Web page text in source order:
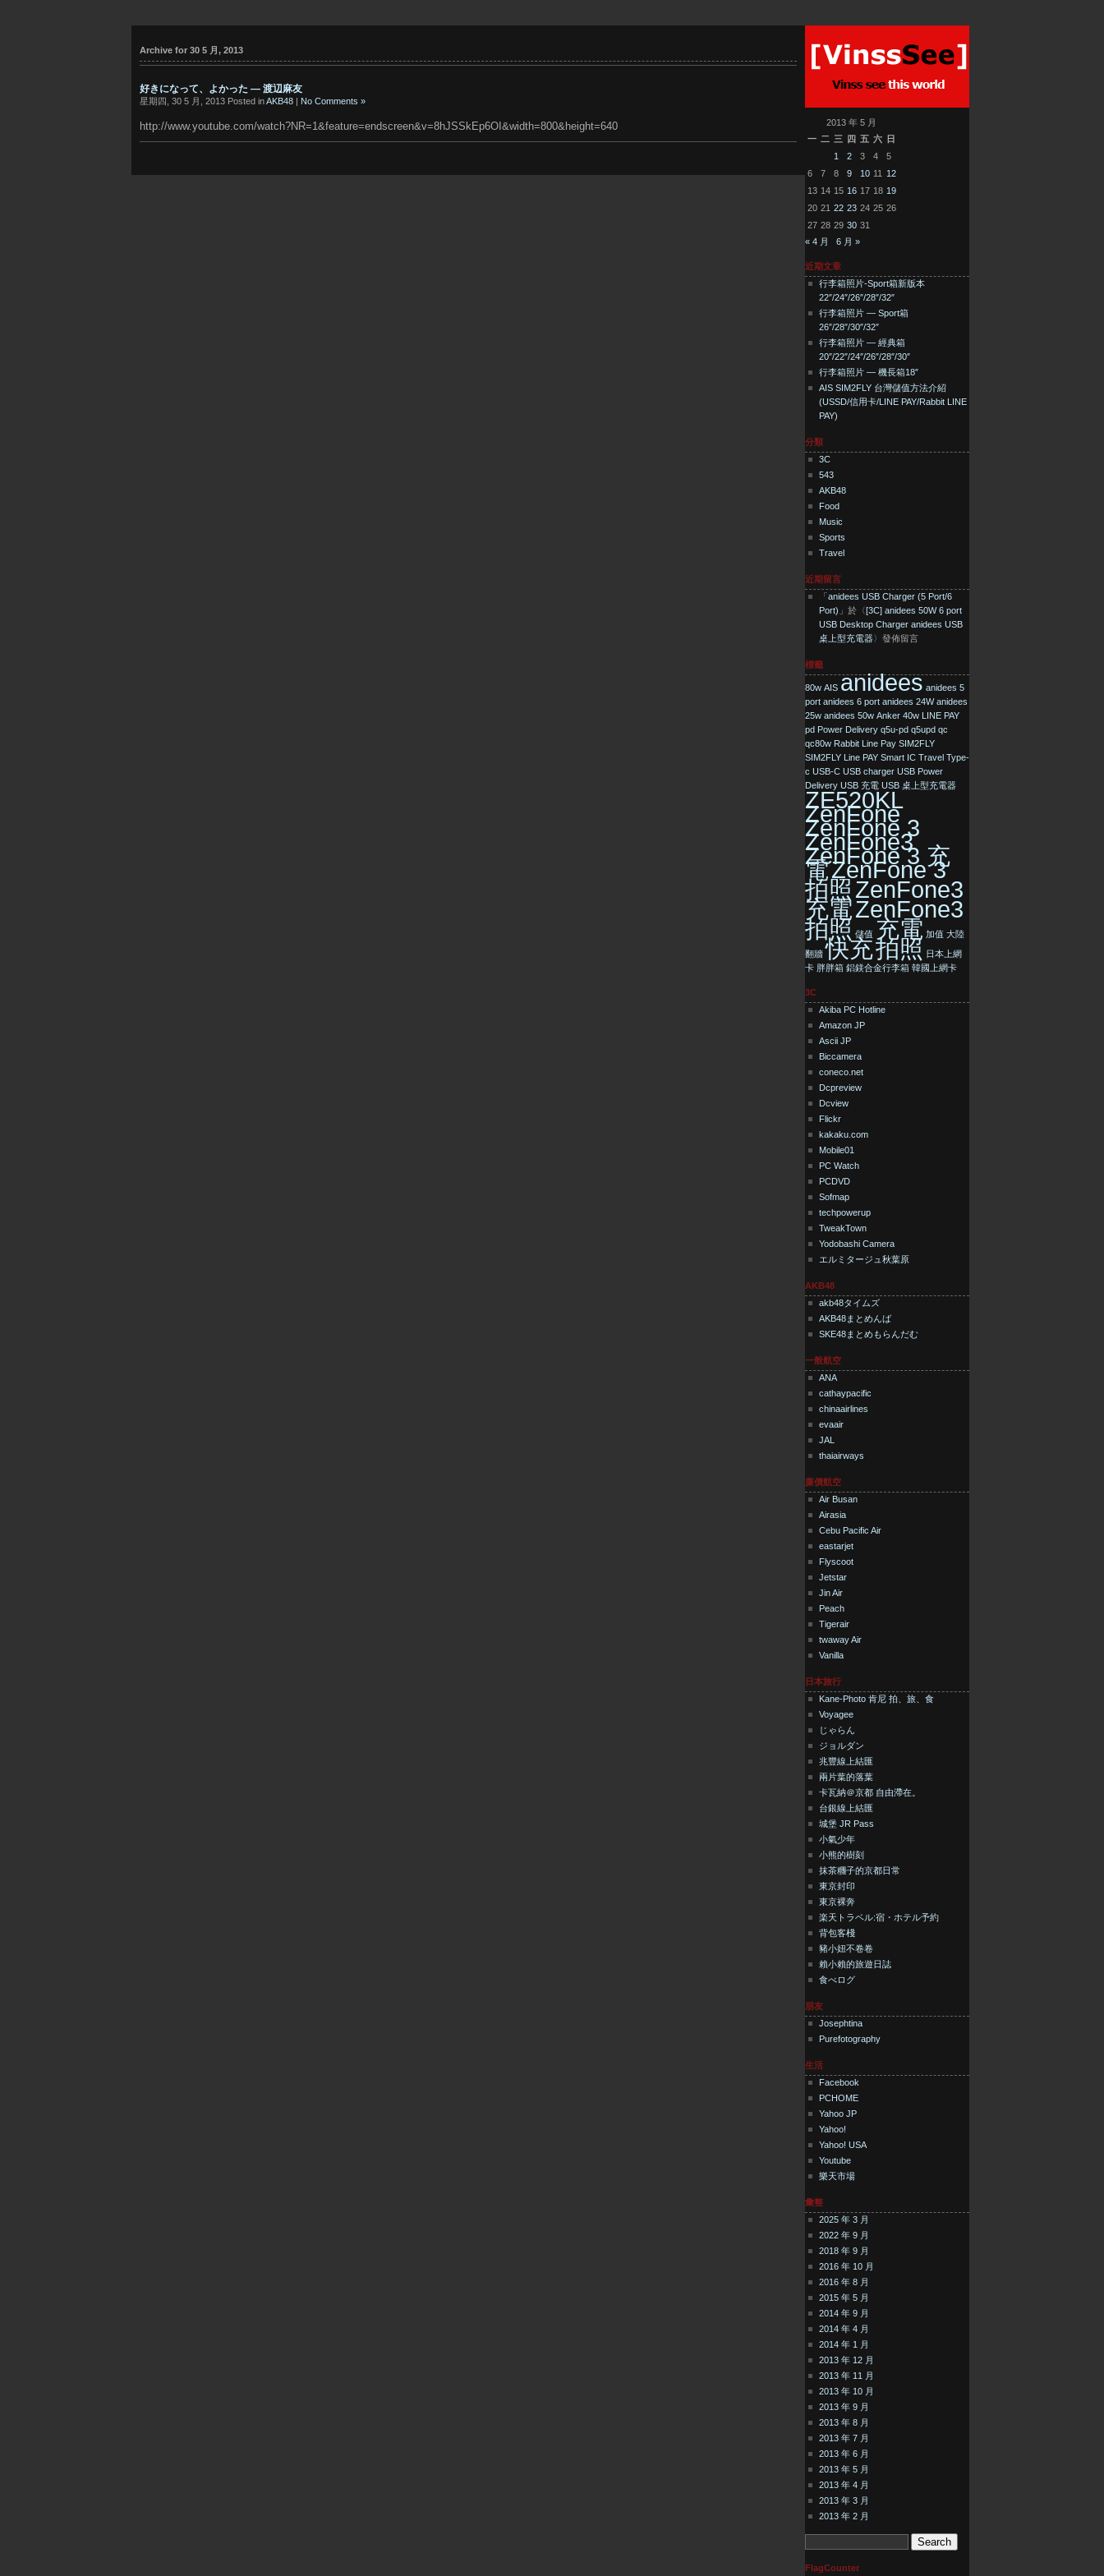
Archive for 30 5 月, 2013
好きになって、よかった — 渡辺麻友
星期四, 30 5 月, 2013 Posted inAKB48| No Comments »
http://www.youtube.com/watch?NR=1&feature=endscreen&v=8hJSSkEp6OI&width=800&height=640
2013 年 5 月
一 二 三 四 五 六
日
1
2 3 4
5
6
7 8 9 10 11
12
13 14 15 16 17 18 19
20 21 22 23 24 25 26
27 28 29 30 31
« 4 月
6 月 »
近期文章
行李箱照片-Sport箱新版本
22″/24″/26″/28″/32″
行李箱照片 — Sport箱
26″/28″/30″/32″
行李箱照片 — 經典箱
20″/22″/24″/26″/28″/30″
行李箱照片 — 機長箱18″
AIS SIM2FLY 台灣儲值方法介紹
(USSD/信用卡/LINE PAY/Rabbit LINE
PAY)
分類
3C
543
AKB48
Food
Music
Sports
Travel
近期留言
「anidees USB Charger (5 Port/6
Port) 」於〈[3C] anidees 50W 6 port
USB Desktop Charger anidees USB
桌上型充電器〉發佈留言
標籤
80w AIS anidees anidees 5
port anidees 6 port anidees 24W anidees
25w anidees 50w Anker 40w LINE PAY
pd Power Delivery q5u-pd q5upd qc
qc80w Rabbit Line Pay SIM2FLY
SIM2FLY Line PAY Smart IC Travel Type-
c USB-C USB charger USB Power
Delivery USB 充電 USB 桌上型充電器
ZE520KL
ZenFone
ZenFone 3
ZenFone3
ZenFone 3 充
電ZenFone 3
拍照 ZenFone3
充電ZenFone3
拍照 儲值 充電 加值 大陸
翻牆 快充拍照 日本上網
卡 胖胖箱 鋁鎂合金行李箱 韓國上網卡
3C
Akiba PC Hotline
Amazon JP
Ascii JP
Biccamera
coneco.net
Dcpreview
Dcview
Flickr
kakaku.com
Mobile01
PC Watch
PCDVD
Sofmap
techpowerup
TweakTown
Yodobashi Camera
エルミタージュ秋葉原
AKB48
akb48タイムズ
AKB48まとめんば
SKE48まとめもらんだむ
一般航空
ANA
cathaypacific
chinaairlines
evaair
JAL
thaiairways
廉價航空
Air Busan
Airasia
Cebu Pacific Air
eastarjet
Flyscoot
Jetstar
Jin Air
Peach
Tigerair
twaway Air
Vanilla
日本旅行
Kane-Photo 肯尼 拍、旅、食
Voyagee
じゃらん
ジョルダン
兆豐線上結匯
兩片葉的落葉
卡瓦納＠京都 自由滯在。
台銀線上結匯
城堡 JR Pass
小氣少年
小熊的樹刻
抹茶糰子的京都日常
東京封印
東京裸奔
楽天トラベル:宿・ホテル予約
背包客棧
豬小妞不卷卷
賴小賴的旅遊日誌
食べログ
朋友
Josephtina
Purefotography
生活
Facebook
PCHOME
Yahoo JP
Yahoo!
Yahoo! USA
Youtube
樂天市場
彙整
2025 年 3 月
2022 年 9 月
2018 年 9 月
2016 年 10 月
2016 年 8 月
2015 年 5 月
2014 年 9 月
2014 年 4 月
2014 年 1 月
2013 年 12 月
2013 年 11 月
2013 年 10 月
2013 年 9 月
2013 年 8 月
2013 年 7 月
2013 年 6 月
2013 年 5 月
2013 年 4 月
2013 年 3 月
2013 年 2 月
FlagCounter